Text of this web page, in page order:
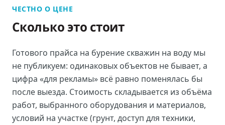
ЧЕСТНО О ЦЕНЕ
Сколько это стоит
Готового прайса на бурение скважин на воду мы
не публикуем: одинаковых объектов не бывает, а
цифра «для рекламы» всё равно поменялась бы
после выезда. Стоимость складывается из объёма
работ, выбранного оборудования и материалов,
условий на участке (грунт, доступ для техники,